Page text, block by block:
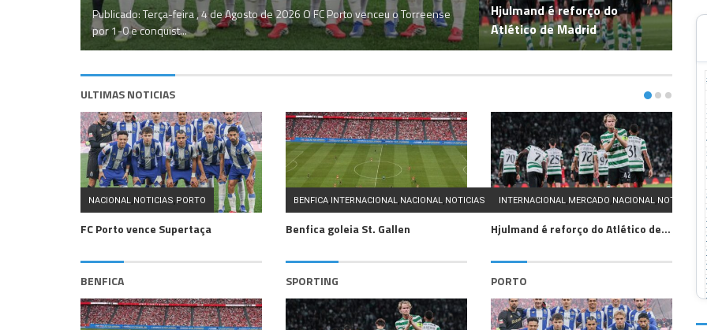
Publicado: Terça-feira , 4 de Agosto de 2026 O FC Porto venceu o Torreense
por 1-0 e conquist...
Hjulmand é reforço do
Atlético de Madrid
ULTIMAS NOTICIAS
NACIONAL,NOTICIAS,PORTO
FC Porto vence Supertaça
BENFICA,INTERNACIONAL,NACIONAL,NOTICIAS
Benfica goleia St. Gallen
INTERNACIONAL,MERCADO,NACIONAL,NOTICIAS
Hjulmand é reforço do Atlético de Madrid
BENFICA SPORTING PORTO